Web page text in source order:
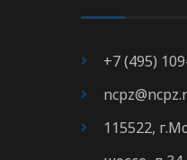
+7 (495)
115522,